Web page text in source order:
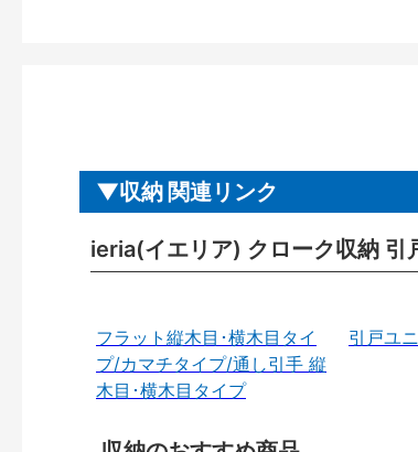
収納 関連リンク
ieria(イエリア) クローク収納 引
フラット縦木目･横木目タイ
プ/カマチタイプ/通し引手 縦
木目･横木目タイプ
引戸ユ